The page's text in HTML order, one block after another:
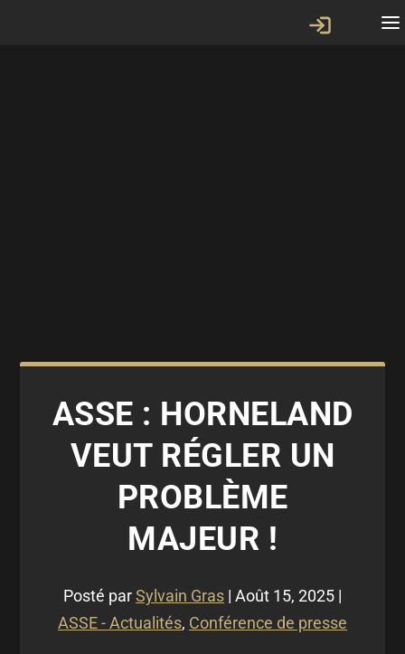
ASSE : HORNELAND
VEUT RÉGLER UN
PROBLÈME
MAJEUR !
Posté parSylvain Gras | Août 15, 2025 |
ASSE - Actualités, Conférence de presse